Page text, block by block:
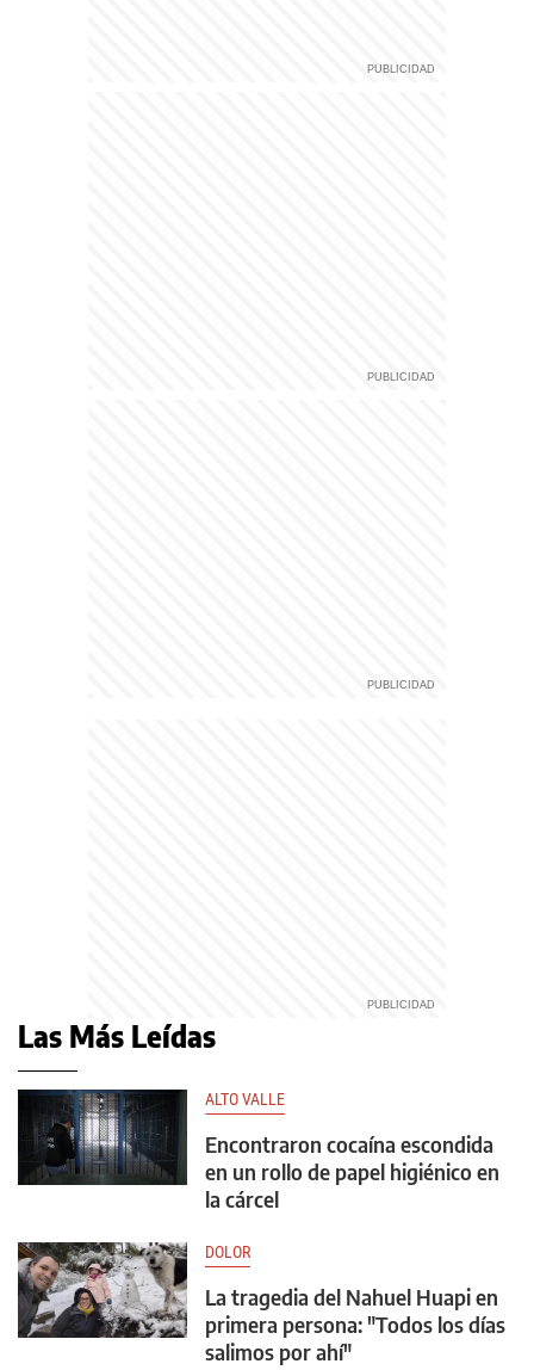
Las Más Leídas
ALTO VALLE
Encontraron cocaína escondida
en un rollo de papel higiénico en
la cárcel
DOLOR
La tragedia del Nahuel Huapi en
primera persona: "Todos los días
salimos por ahí"